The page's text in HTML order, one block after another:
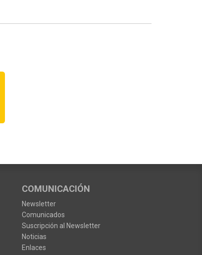
COMUNICACIÓN
Newsletter
Comunicados
Suscripción al Newsletter
Noticias
Enlaces